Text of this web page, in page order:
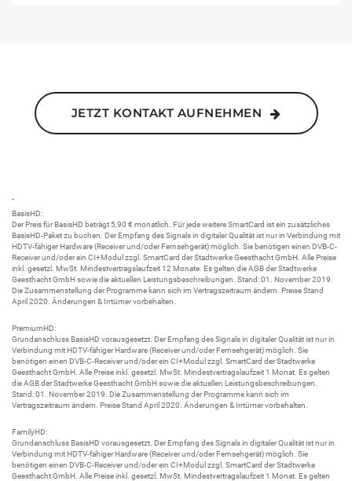
JETZT KONTAKT AUFNEHMEN
*
BasisHD:
Der Preis für BasisHD beträgt 5,90 € monatlich. Für jede weitere SmartCard ist ein zusätzliches
BasisHD-Paket zu buchen. Der Empfang des Signals in digitaler Qualität ist nur in Verbindung mit
HDTV-fähiger Hardware (Receiver und/oder Fernsehgerät) möglich. Sie benötigen einen DVB-C-
Receiver und/oder ein CI+Modul zzgl. SmartCard der Stadtwerke Geesthacht GmbH. Alle Preise
inkl. gesetzl. MwSt. Mindestvertragslaufzeit 12 Monate. Es gelten die AGB der Stadtwerke
Geesthacht GmbH sowie die aktuellen Leistungsbeschreibungen. Stand: 01. November 2019.
Die Zusammenstellung der Programme kann sich im Vertragszeitraum ändern. Preise Stand
April 2020. Änderungen & Irrtümer vorbehalten.
PremiumHD:
Grundanschluss BasisHD vorausgesetzt. Der Empfang des Signals in digitaler Qualität ist nur in
Verbindung mit HDTV-fähiger Hardware (Receiver und/oder Fernsehgerät) möglich. Sie
benötigen einen DVB-C-Receiver und/oder ein CI+Modul zzgl. SmartCard der Stadtwerke
Geesthacht GmbH. Alle Preise inkl. gesetzl. MwSt. Mindestvertragslaufzeit 1 Monat. Es gelten
die AGB der Stadtwerke Geesthacht GmbH sowie die aktuellen Leistungsbeschreibungen.
Stand: 01. November 2019. Die Zusammenstellung der Programme kann sich im
Vertragszeitraum ändern. Preise Stand April 2020. Änderungen & Irrtümer vorbehalten.
FamilyHD:
Grundanschluss BasisHD vorausgesetzt. Der Empfang des Signals in digitaler Qualität ist nur in
Verbindung mit HDTV-fähiger Hardware (Receiver und/oder Fernsehgerät) möglich. Sie
benötigen einen DVB-C-Receiver und/oder ein CI+Modul zzgl. SmartCard der Stadtwerke
Geesthacht GmbH. Alle Preise inkl. gesetzl. MwSt. Mindestvertragslaufzeit 1 Monat. Es gelten